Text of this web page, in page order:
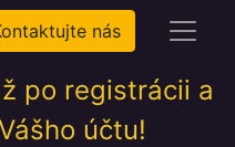
nás
po registrácii a
účtu!